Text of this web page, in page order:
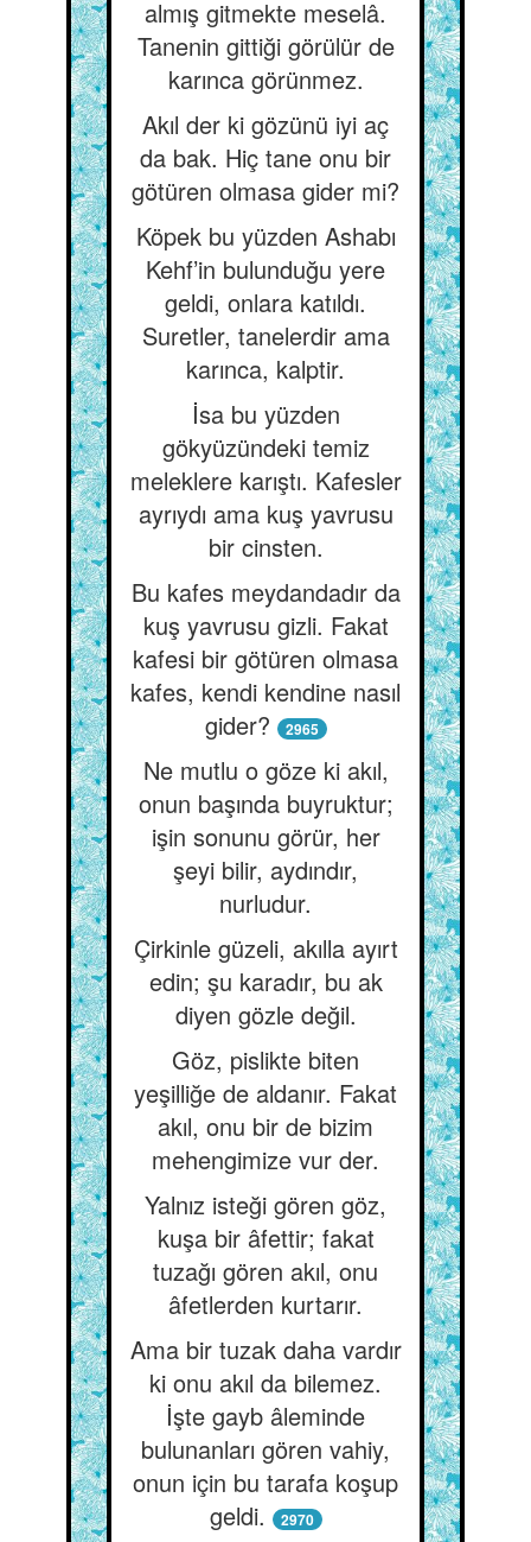
almış gitmekte meselâ.
Tanenin gittiği görülür de
karınca görünmez.
Akıl der ki gözünü iyi aç
da bak. Hiç tane onu bir
götüren olmasa gider mi?
Köpek bu yüzden Ashabı
Kehf’in bulunduğu yere
geldi, onlara katıldı.
Suretler, tanelerdir ama
karınca, kalptir.
İsa bu yüzden
gökyüzündeki temiz
meleklere karıştı. Kafesler
ayrıydı ama kuş yavrusu
bir cinsten.
Bu kafes meydandadır da
kuş yavrusu gizli. Fakat
kafesi bir götüren olmasa
kafes, kendi kendine nasıl
gider?
2965
Ne mutlu o göze ki akıl,
onun başında buyruktur;
işin sonunu görür, her
şeyi bilir, aydındır,
nurludur.
Çirkinle güzeli, akılla ayırt
edin; şu karadır, bu ak
diyen gözle değil.
Göz, pislikte biten
yeşilliğe de aldanır. Fakat
akıl, onu bir de bizim
mehengimize vur der.
Yalnız isteği gören göz,
kuşa bir âfettir; fakat
tuzağı gören akıl, onu
âfetlerden kurtarır.
Ama bir tuzak daha vardır
ki onu akıl da bilemez.
İşte gayb âleminde
bulunanları gören vahiy,
onun için bu tarafa koşup
geldi.
2970